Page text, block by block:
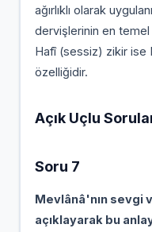
ağırlıklı olarak
dervişlerinin en
Hafî (sessiz) zikir ise
özelliğidir.
Açık Uçlu
Soru 7
Mevlânâ'nın sevgi
açıklayarak bu